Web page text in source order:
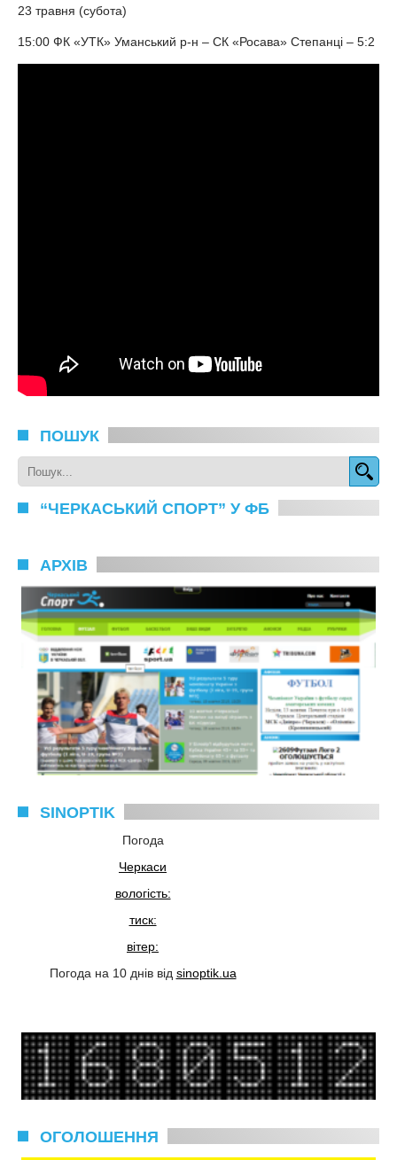
23 травня (субота)
15:00 ФК «УТК» Уманський р-н – СК «Росава» Степанці – 5:2
ПОШУК
“ЧЕРКАСЬКИЙ СПОРТ” У ФБ
АРХІВ
SINOPTIK
Погода
Черкаси
вологість:
тиск:
вітер:
Погода на 10 днів від sinoptik.ua
ОГОЛОШЕННЯ